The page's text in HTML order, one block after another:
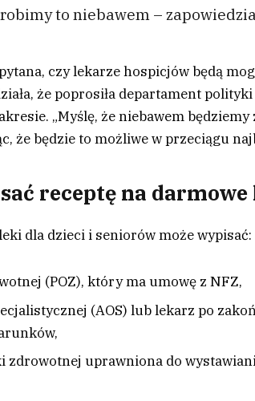
to niebawem –
czy lekarze hospicjów będą
że poprosiła departament
„Myślę, że niebawem
że będzie to możliwe w przeciągu
receptę na
dla dzieci i seniorów może wypisać:
(POZ), który ma umowę z NFZ,
(AOS) lub lekarz po
zdrowotnej uprawniona do